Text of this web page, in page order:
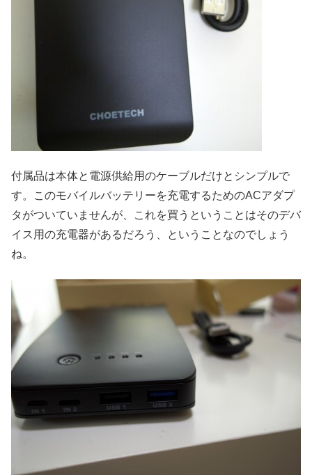
付属品は本体と電源供給用のケーブルだけとシンプルで
す。このモバイルバッテリーを充電するためのACアダプ
タがついていませんが、これを買うということはそのデバ
イス用の充電器があるだろう、ということなのでしょう
ね。